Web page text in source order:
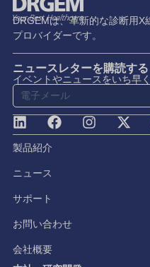
DRGEMは、革新的な診断用
プロバイダーです。
ニュースレターを購読する
イベントやニュースをいち早
製品紹介
ニュース
サポート
お問い合わせ
会社概要